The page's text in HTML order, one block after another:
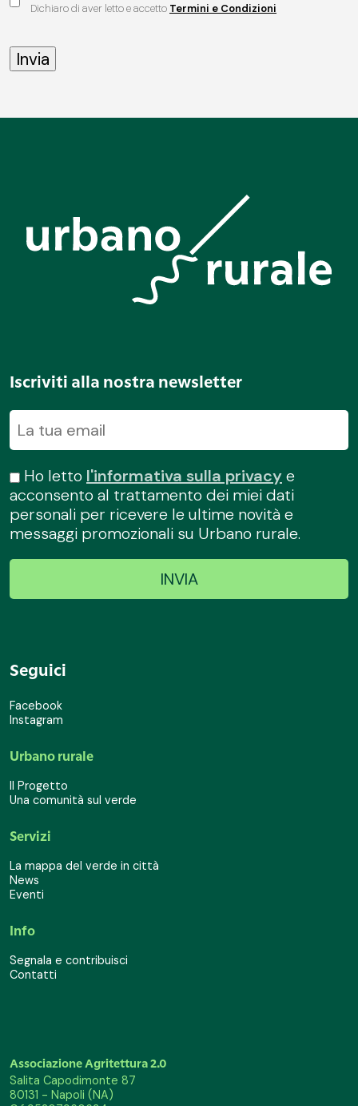
Dichiaro di aver letto e accetto Termini e Condizioni
Iscriviti alla nostra newsletter
Ho letto l'informativa sulla privacye
acconsento al trattamento dei miei dati
personali per ricevere le ultime novità e
messaggi promozionali su Urbano rurale.
Seguici
Facebook
Instagram
Urbano rurale
Il Progetto
Una comunità sul verde
Servizi
La mappa del verde in città
News
Eventi
Info
Segnala e contribuisci
Contatti
Associazione Agritettura 2.0
Salita Capodimonte 87
80131 - Napoli (NA)